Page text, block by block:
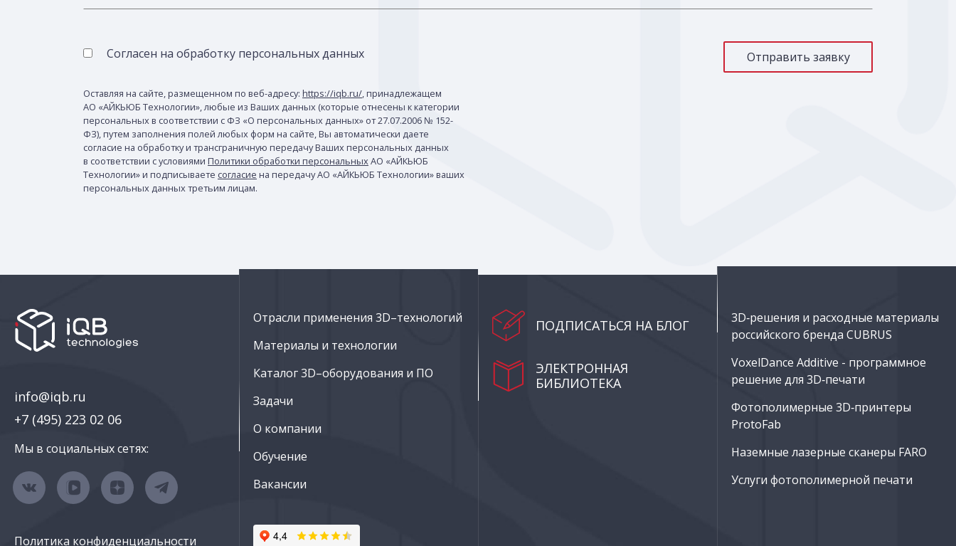
Согласен на обработку персональных данных
Оставляя на сайте, размещенном по веб-адресу: https://iqb.ru/, принадлежащем
АО «АЙКЬЮБ Технологии», любые из Ваших данных (которые отнесены к категории
персональных в соответствии с ФЗ «О персональных данных» от 27.07.2006 № 152-
ФЗ), путем заполнения полей любых форм на сайте, Вы автоматически даете
согласие на обработку и трансграничную передачу Ваших персональных данных
в соответствии с условиями Политики обработки персональныхАО «АЙКЬЮБ
Технологии» и подписываете согласие на передачу АО «АЙКЬЮБ Технологии» ваших
персональных данных третьим лицам.
info@iqb.ru
+7 (495) 223 02 06
Мы в социальных сетях:
Политика конфиденциальности
Отрасли применения 3D–технологий
Материалы и технологии
Каталог 3D–оборудования и ПО
Задачи
О компании
Обучение
Вакансии
ПОДПИСАТЬСЯ НА БЛОГ
ЭЛЕКТРОННАЯ
БИБЛИОТЕКА
3D‑решения и расходные материалы
российского бренда CUBRUS
VoxelDance Additive - программное
решение для 3D‑печати
Фотополимерные 3D‑принтеры
ProtoFab
Наземные лазерные сканеры FARO
Услуги фотополимерной печати